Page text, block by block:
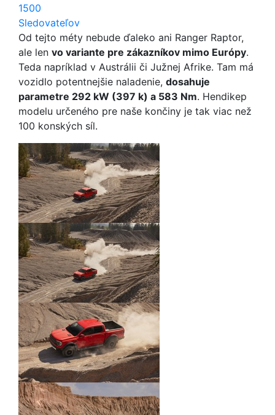
1500
Sledovateľov
Od tejto méty nebude ďaleko ani Ranger Raptor,
ale len vo variante pre zákazníkov mimo Európy.
Teda napríklad v Austrálii či Južnej Afrike. Tam má
vozidlo potentnejšie naladenie, dosahuje
parametre 292 kW (397 k) a 583 Nm. Hendikep
modelu určeného pre naše končiny je tak viac než
100 konských síl.